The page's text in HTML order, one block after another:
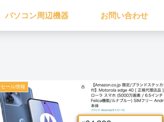
パソコン周辺機器 お問い合わせ
セール情報